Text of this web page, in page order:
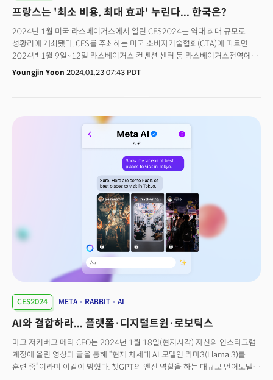
프랑스는 '최소 비용, 최대 효과' 누린다... 한국은?
2024년 1월 미국 라스베이거스에서 열린 CES2024는 역대 최대 규모로
성황리에 개최됐다. CES를 주최하는 미국 소비자기술협회(CTA)에 따르면
2024년 1월 9일~12일 라스베이거스 컨벤션 센터 등 라스베이거스전역에
위치한 전체 전시장에서 3500개 이상의 기업들이 참가했다. 아마존,
삼성전자, LG전자, 퀄컴, 소니, 인텔, 존디어 등 포춘 500대 기업에 속한 글로벌
아니다. 전세계의 스타트업들이 자사의 제품과 서비스를 글로벌 무대에
데뷔시키는 플랫폼으로 자리 잡은지 오래다.특히 베네치안 엑스포 1층의
유레카 파크는 각국 스타트업의 경연장으로 정평이 나 있다. '유레카 파크'
처럼 유망 글로벌 스타트업을 한눈에 확인 수 있는 기회도 흔치 않다.
CES2024 유레카 파크에는 한국, 프랑스, 네덜란드, 대만, 일본 등 전 세계
1200개 이상의 스타트업이 전시에 참여기 때문. 3년 연속 유레카 파크에
전시하는 것은 금지 돼 있다. 유레카 파크에 전시할 수 있는 기회는 최대 두번
뿐. 때문에 세계 각국에서 투자자와 정부 관계자들의 눈을 사로잡기 위해 열띤
경연을 펼친다. '스타트업 올림픽'이라고 해도 과언이 아닐 정도다. 과거엔
CES에서 스타트업의 존재가 미미했으나 지난 2018년부터 비즈니스
프랑스에서 주도한 프랑스 스타트업 전시 공간인 ‘라 프렌치 테크’가
주목받으면서 유레카파크는 CES의 핵심 전시로 자리 잡았다. 5년 전만 해도
유레카 파크를 찾는 한국인은 찾아보기 어려웠지만, 이제는 오히려 메인
전시관보다 더 북적일 정도로 많은 관람객들이 이곳을 찾고 있다.특히 주목할
핵심인 베네치안 엑스포 1층 입구 부터 ‘KOREA’의 존재감이 드러난다.
Youngjin Yoon 2024.01.23 07:43 PDT
CES2024 META RABBIT AI
AI와 결합하라... 플랫폼·디지털트윈·로보틱스
마크 저커버그 메타 CEO는 2024년 1월 18일(현지시각) 자신의 인스타그램
계정에 올린 영상과 글을 통해 “현재 차세대 AI 모델인 라마3(Llama 3)를
훈련 중”이라며 이같이 밝혔다. 챗GPT의 엔진 역할을 하는 대규모 언어모델